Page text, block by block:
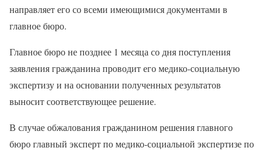
направляет его со всеми имеющимися документами в
главное бюро.
Главное бюро не позднее 1 месяца со дня поступления
заявления гражданина проводит его медико-социальную
экспертизу и на основании полученных результатов
выносит соответствующее решение.
В случае обжалования гражданином решения главного
бюро главный эксперт по медико-социальной экспертизе по